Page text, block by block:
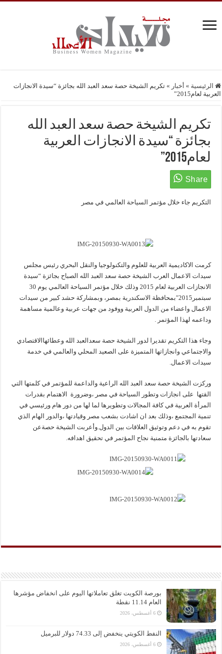
الرئيسية » أخبار » تكريم الشيخة حصة سعد العبد الله بجائزة “سيدة الانجازات
العربية لعام2015”
تكريم الشيخة حصة سعد العبد الله
بجائزة “سيدة الانجازات العربية
لعام2015”
التكريم جاء خلال مؤتمر السياحة العالمي في مصر
كرمت الاكاديمية العربية للعلوم والتكنولوجيا والنقل البحري رئيس مجلس
سيدات الاعمال العرب الشيخة حصة سعد العبد الله الصباح بجائزة “سيدة
الانجازات العربية لعام 2015 وذلك خلال مؤتمر السياحة العالمي يوم 30
سبتمبر2015″بمحافظة الاسكندرية بمصر، وبمشاركة حشد كبير من سيدات
الاعمال واعضاء من الدول العربية ووفود من جهات عربية وعالمية مساهمة
وداعمه لهذا المؤتمر .
وجاء هذا التكريم تقديرا لدور الشيخة حصة سعدالعبد الله وعطائهاالاقتصادي
والاجتماعي وانجازاتها المتميزة على الصعيد المحلي والعالمي في خدمة
سيدات الاعمال.
وركزت الشيخة حصة سعد العبد الله الراعية والداعمة للمؤتمر في كلمتها التي
القتها على انجازات وتطور السياحة في مصر ،وضرورة الاهتمام بقدرات
المرأة العربية في كافة المجالات وتطويرها لما لها من دور هام ورئيسي في
تنمية المجتمع ،وذلك بعد ان اشادت بشعب مصر وقيادتها ،والدور الهام الذي
تقوم به في دعم وتوثيق العلاقات بين الدول.وأعربت الشيخة حصةعن
سعادتها بالجائزة متمنية نجاح المؤتمر في تحقيق اهدافه.
بورصة الكويت تغلق تعاملاتها اليوم على انخفاض مؤشرها
العام 11.14 نقطة
6 أغسطس، 2026
النفط الكويتي ينخفض إلى 74.33 دولار للبرميل
6 أغسطس، 2026